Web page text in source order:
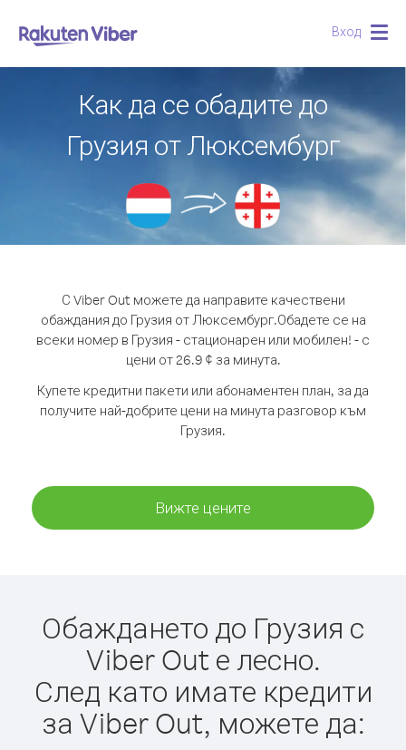
Вход
Как да се обадите до
Грузия от Люксембург
С Viber Out можете да направите качествени
обаждания до Грузия от Люксембург.Обадете се на
всеки номер в Грузия - стационарен или мобилен! - с
цени от 26.9 ¢ за минута.
Купете кредитни пакети или абонаментен план, за да
получите най-добрите цени на минута разговор към
Грузия.
Вижте цените
Обаждането до Грузия с
Viber Out е лесно.
След като имате кредити
за Viber Out, можете да: